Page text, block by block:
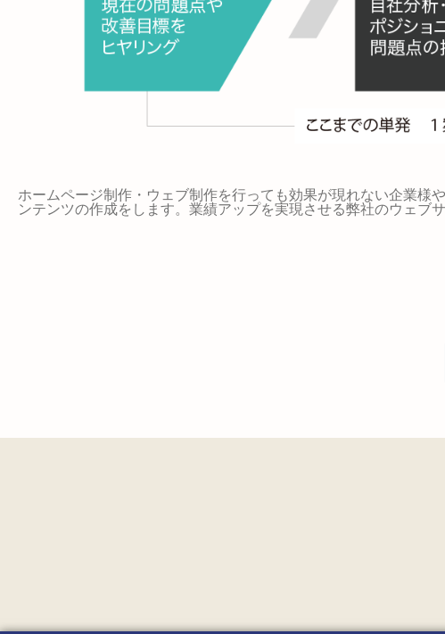
ホームページ制作・ウェブ制作を行っても効果が現れない企業様
ンテンツの作成をします。業績アップを実現させる弊社のウェブ